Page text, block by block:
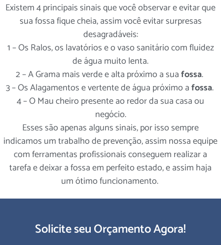
Existem 4 principais sinais que você observar e evitar que
sua fossa fique cheia, assim você evitar surpresas
desagradáveis:
1 – Os Ralos, os lavatórios e o vaso sanitário com fluidez
de água muito lenta.
2 – A Grama mais verde e alta próximo a suafossa.
3 – Os Alagamentos e vertente de água próximo afossa.
4 – O Mau cheiro presente ao redor da sua casa ou
negócio.
Esses são apenas alguns sinais, por isso sempre
indicamos um trabalho de prevenção, assim nossa equipe
com ferramentas profissionais conseguem realizar a
tarefa e deixar a fossa em perfeito estado, e assim haja
um ótimo funcionamento.
Solicite seu Orçamento Agora!